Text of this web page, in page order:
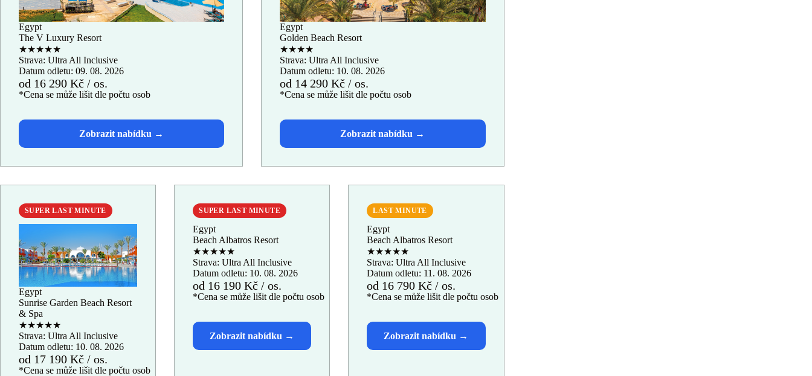
Egypt
The V Luxury Resort
★★★★★
Strava: Ultra All Inclusive
Datum odletu: 09. 08. 2026
od 16 290 Kč / os.
*Cena se může lišit dle počtu osob
Egypt
Golden Beach Resort
★★★★
Strava: Ultra All Inclusive
Datum odletu: 10. 08. 2026
od 14 290 Kč / os.
*Cena se může lišit dle počtu osob
SUPER LAST MINUTE
Egypt
Sunrise Garden Beach Resort
& Spa
★★★★★
Strava: Ultra All Inclusive
Datum odletu: 10. 08. 2026
od 17 190 Kč / os.
*Cena se může lišit dle počtu osob
SUPER LAST MINUTE
Egypt
Beach Albatros Resort
★★★★★
Strava: Ultra All Inclusive
Datum odletu: 10. 08. 2026
od 16 190 Kč / os.
*Cena se může lišit dle počtu osob
LAST MINUTE
Egypt
Beach Albatros Resort
★★★★★
Strava: Ultra All Inclusive
Datum odletu: 11. 08. 2026
od 16 790 Kč / os.
*Cena se může lišit dle počtu osob